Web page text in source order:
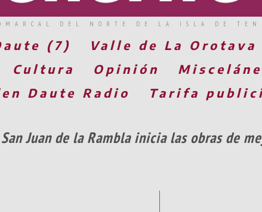
DEL NORTE DE LA ISLA DE
(7) Valle de La Orotava
Cultura Opinión
Daute Radio
Tarifa
Juan de la Rambla inicia las obras de